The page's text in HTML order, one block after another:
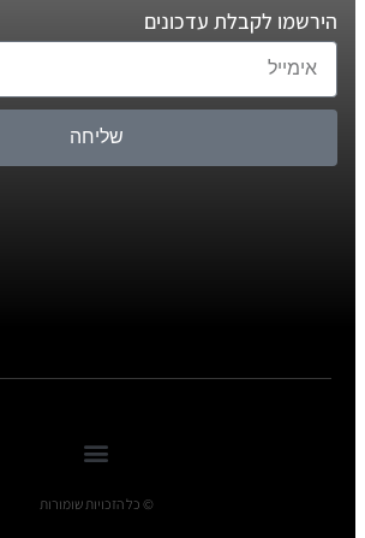
הירשמו לקבלת עדכונים
שליחה
© כל הזכויות שומורות